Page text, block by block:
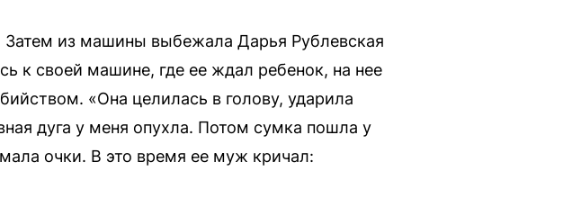
из машины выбежала Дарья Рублевская
к своей машине, где ее ждал ребенок, на нее
«Она целилась в голову, ударила
дуга у меня опухла. Потом сумка пошла у
очки. В это время ее муж кричал: